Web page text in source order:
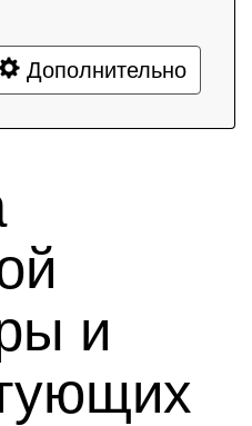
Дополнительно
и